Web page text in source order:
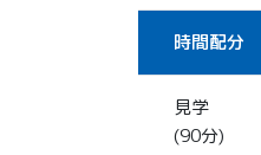
時間配分
見学
(90分)